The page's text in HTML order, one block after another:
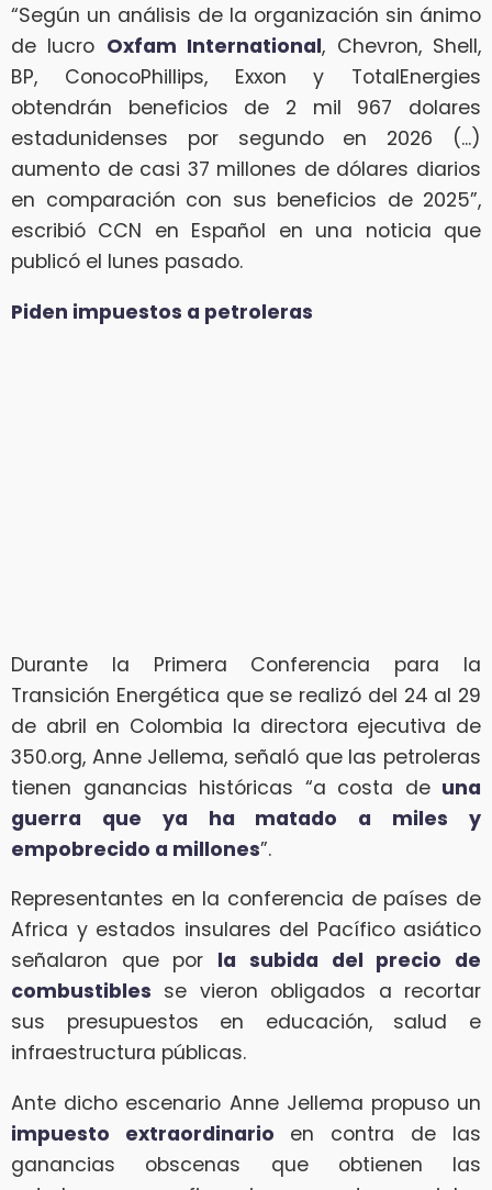
“Según un análisis de la organización sin ánimo
de lucro Oxfam International, Chevron, Shell,
BP, ConocoPhillips, Exxon y TotalEnergies
obtendrán beneficios de 2 mil 967 dolares
estadunidenses por segundo en 2026 (...)
aumento de casi 37 millones de dólares diarios
en comparación con sus beneficios de 2025”,
escribió CCN en Español en una noticia que
publicó el lunes pasado.
Piden impuestos a petroleras
Durante la Primera Conferencia para la
Transición Energética que se realizó del 24 al 29
de abril en Colombia la directora ejecutiva de
350.org, Anne Jellema, señaló que las petroleras
tienen ganancias históricas “a costa de una
guerra que ya ha matado a miles y
empobrecido a millones”.
Representantes en la conferencia de países de
Africa y estados insulares del Pacífico asiático
señalaron que por la subida del precio de
combustibles se vieron obligados a recortar
sus presupuestos en educación, salud e
infraestructura públicas.
Ante dicho escenario Anne Jellema propuso un
impuesto extraordinario en contra de las
ganancias obscenas que obtienen las